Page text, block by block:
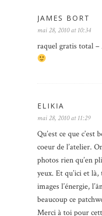
JAMES BORT
mai 28, 2010 at 10:34
raquel gratis total –
ELIKIA
mai 28, 2010 at 11:29
Qu’est ce que
coeur de l’atelier.
photos rien qu’en
yeux. Et qu’ici et
images l’énergie,
beaucoup ce
Merci à toi pour